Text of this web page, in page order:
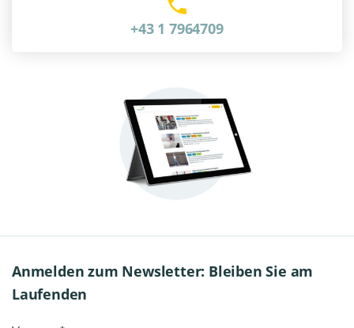
+43 1 7964709
Anmelden zum Newsletter: Bleiben Sie am
Laufenden